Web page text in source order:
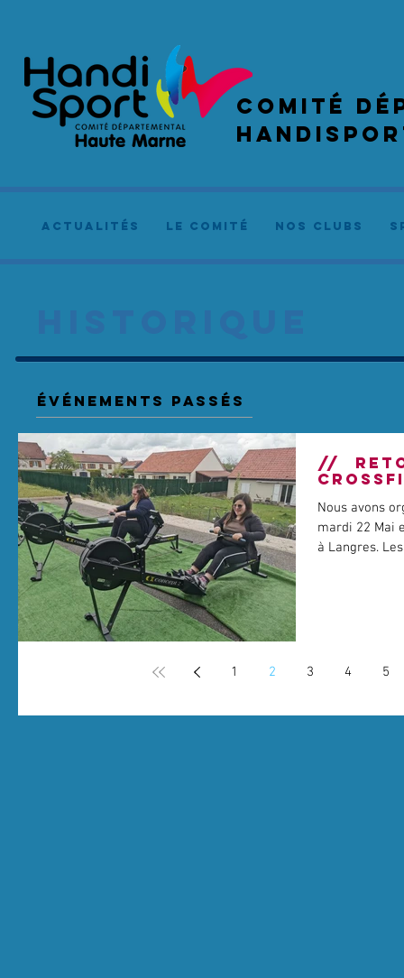
COMIté
actualités le comité NOS CLUBS
événements Passés
//
Nous avons
mardi 22 Mai
à Langres.
1 2 3 4 5